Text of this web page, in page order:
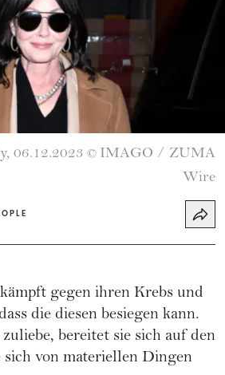
06.12.2023 © IMAGO / ZUMA
Wire
gegen ihren Krebs und
die diesen besiegen kann.
bereitet sie sich auf den
von materiellen Dingen